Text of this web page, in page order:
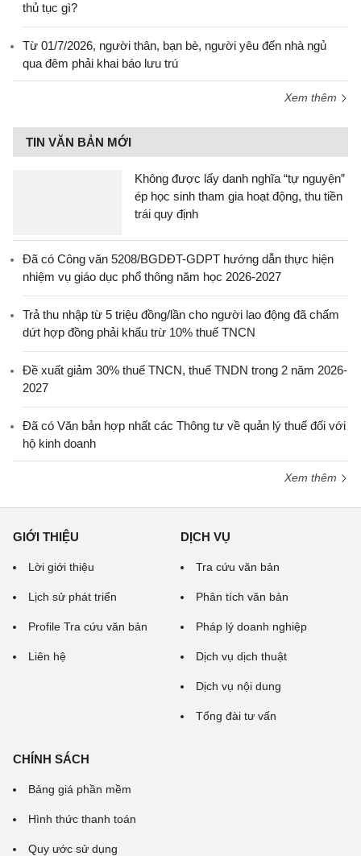
thủ tục gì?
Từ 01/7/2026, người thân, bạn bè, người yêu đến nhà ngủ
qua đêm phải khai báo lưu trú
Xem thêm
TIN VĂN BẢN MỚI
Không được lấy danh nghĩa “tự nguyện”
ép học sinh tham gia hoạt động, thu tiền
trái quy định
Đã có Công văn 5208/BGDĐT-GDPT hướng dẫn thực hiện
nhiệm vụ giáo dục phổ thông năm học 2026-2027
Trả thu nhập từ 5 triệu đồng/lần cho người lao động đã chấm
dứt hợp đồng phải khấu trừ 10% thuế TNCN
Đề xuất giảm 30% thuế TNCN, thuế TNDN trong 2 năm 2026-
2027
Đã có Văn bản hợp nhất các Thông tư về quản lý thuế đối với
hộ kinh doanh
Xem thêm
GIỚI THIỆU
Lời giới thiệu
Lịch sử phát triển
Profile Tra cứu văn bản
Liên hệ
DỊCH VỤ
Tra cứu văn bản
Phân tích văn bản
Pháp lý doanh nghiệp
Dịch vụ dịch thuật
Dịch vụ nội dung
Tổng đài tư vấn
CHÍNH SÁCH
Bảng giá phần mềm
Hình thức thanh toán
Quy ước sử dụng